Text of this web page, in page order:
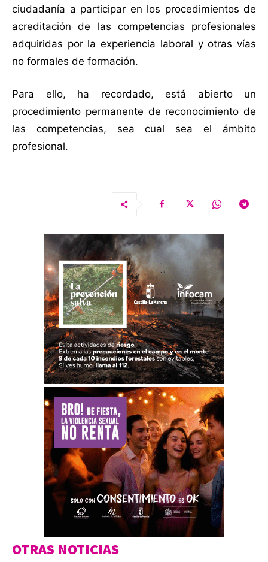
ciudadanía a participar en los procedimientos de
acreditación de las competencias profesionales
adquiridas por la experiencia laboral y otras vías
no formales de formación.
Para ello, ha recordado, está abierto un
procedimiento permanente de reconocimiento de
las competencias, sea cual sea el ámbito
profesional.
OTRAS NOTICIAS